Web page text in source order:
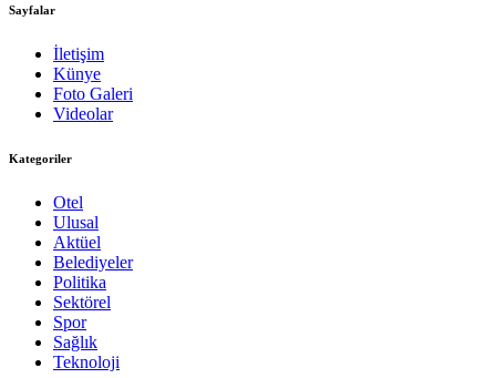
Sayfalar
İletişim
Künye
Foto Galeri
Videolar
Kategoriler
Otel
Ulusal
Aktüel
Belediyeler
Politika
Sektörel
Spor
Sağlık
Teknoloji